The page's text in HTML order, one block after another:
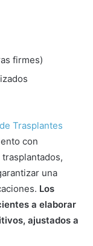
firmes)
Trasplantes
con
una
Los
a elaborar
ajustados a